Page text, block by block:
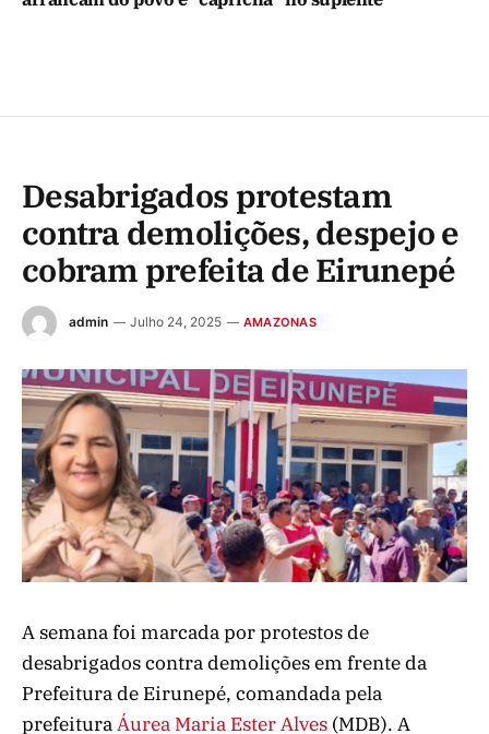
Desabrigados protestam
contra demolições, despejo e
cobram prefeita de Eirunepé
admin Julho 24, 2025 AMAZONAS
A semana foi marcada por protestos de
desabrigados contra demolições em frente da
Prefeitura de Eirunepé, comandada pela
prefeituraÁurea Maria Ester Alves (MDB). A